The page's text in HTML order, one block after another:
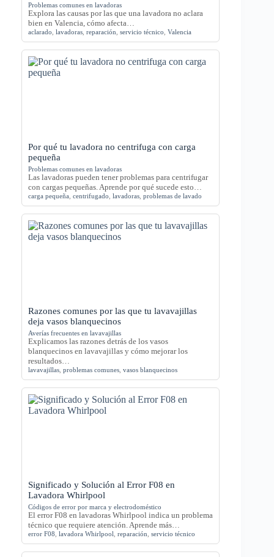
Problemas comunes en lavadoras
Explora las causas por las que una lavadora no aclara
bien en Valencia, cómo afecta…
aclarado lavadoras reparación servicio técnico Valencia
Por qué tu lavadora no centrifuga con carga
pequeña
Problemas comunes en lavadoras
Las lavadoras pueden tener problemas para centrifugar
con cargas pequeñas. Aprende por qué sucede esto…
carga pequeña centrifugado lavadoras problemas de lavado
Razones comunes por las que tu lavavajillas
deja vasos blanquecinos
Averías frecuentes en lavavajillas
Explicamos las razones detrás de los vasos
blanquecinos en lavavajillas y cómo mejorar los
resultados…
lavavajillas problemas comunes vasos blanquecinos
Significado y Solución al Error F08 en
Lavadora Whirlpool
Códigos de error por marca y electrodoméstico
El error F08 en lavadoras Whirlpool indica un problema
técnico que requiere atención. Aprende más…
error F08 lavadora Whirlpool reparación servicio técnico